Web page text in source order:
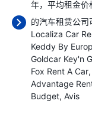
年，平均租金价
的汽车租赁公司
Localiza Car
Keddy By
Goldcar Key'n
Fox Rent A Car
Advantage
Budget Avis